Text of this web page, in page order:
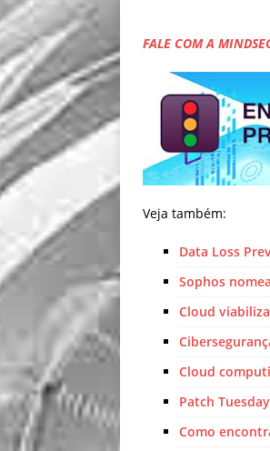
FALE COM A
Veja também:
Data Loss
Sophos
Cloud
Cloud
Patch
Como